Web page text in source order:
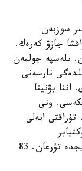
سوزبەن
جازۋ كەرەك.
ىلەسپە جولمەن
نارسەنى
اننا بۋنينا
ونى
ايەلى
رەۆوليۋسياسىنان كەيىن ومىردەن وتكەنشە پاريجدە تۇرعان. 83